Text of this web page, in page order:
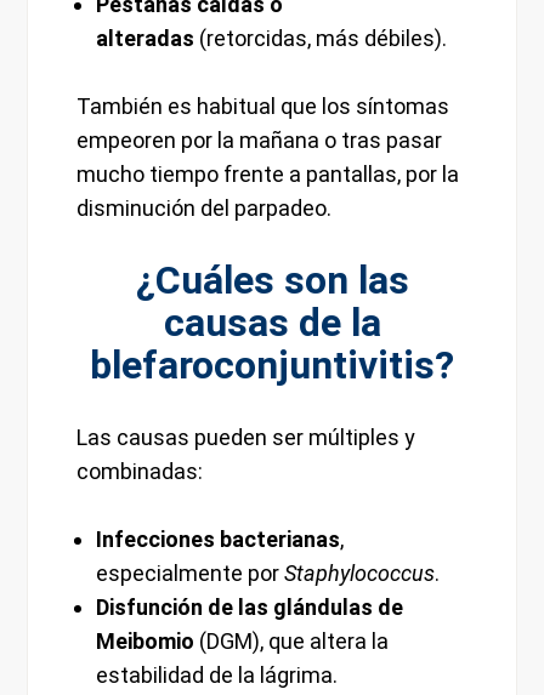
alteradas (retorcidas, más débiles).
También es habitual que los síntomas
empeoren por la mañana o tras pasar
mucho tiempo frente a pantallas, por la
disminución del parpadeo.
¿Cuáles son las
causas de la
blefaroconjuntivitis?
Las causas pueden ser múltiples y
combinadas:
Infecciones bacterianas,
especialmente porStaphylococcus.
Disfunción de las glándulas de
Meibomio (DGM), que altera la
estabilidad de la lágrima.